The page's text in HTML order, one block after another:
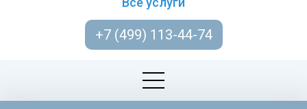
+7 (499) 113-44-74